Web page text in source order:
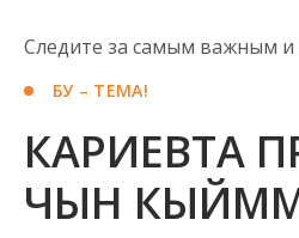
Следите за самым важным
БУ – ТЕМА!
КАРИЕВТА
ЧЫН